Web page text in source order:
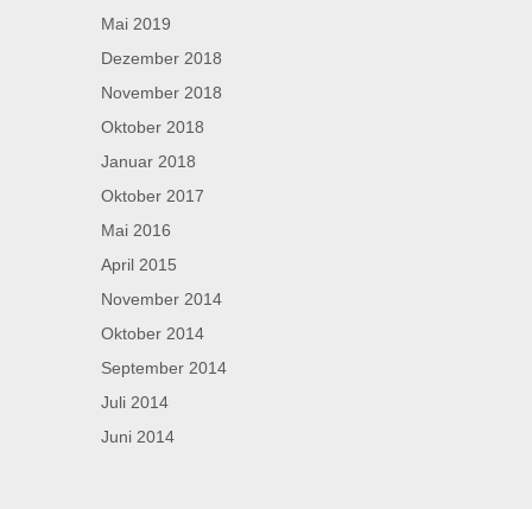
Mai 2019
Dezember 2018
November 2018
Oktober 2018
Januar 2018
Oktober 2017
Mai 2016
April 2015
November 2014
Oktober 2014
September 2014
Juli 2014
Juni 2014